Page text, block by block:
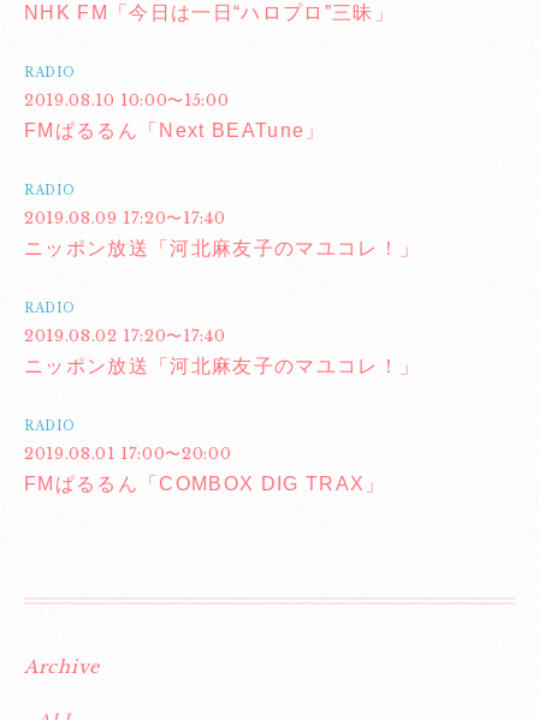
NHK FM「今日は一日“ハロプロ”三昧」
RADIO
2019.08.10 10:00〜15:00
FMぱるるん「Next BEATune」
RADIO
2019.08.09 17:20〜17:40
ニッポン放送「河北麻友子のマユコレ！」
RADIO
2019.08.02 17:20〜17:40
ニッポン放送「河北麻友子のマユコレ！」
RADIO
2019.08.01 17:00〜20:00
FMぱるるん「COMBOX DIG TRAX」
Archive